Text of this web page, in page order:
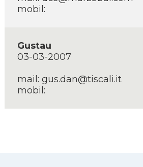
mobil:
Gustau
03-03-2007
mail: gus.dan@tiscali.it
mobil: